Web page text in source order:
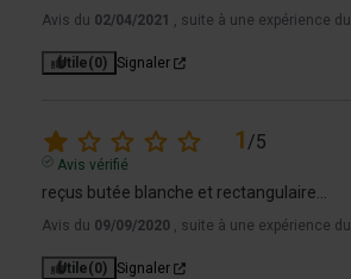
Avis du 02/04/2021 , suite à une expérience du
Utile(0) Signaler
1 /5
Avis vérifié
reçus butée blanche et rectangulaire...
Avis du 09/09/2020 , suite à une expérience du
Utile(0) Signaler